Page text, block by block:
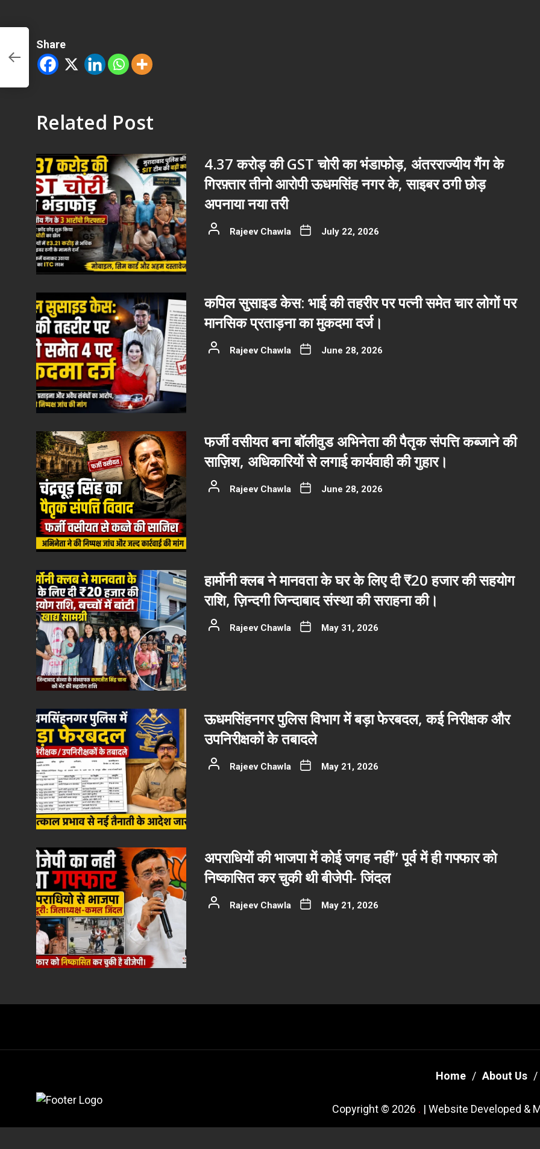
Share
Related Post
4.37 करोड़ की GST चोरी का भंडाफोड़, अंतरराज्यीय गैंग के
गिरफ़्तार तीनो आरोपी ऊधमसिंह नगर के, साइबर ठगी छोड़
अपनाया नया तरी
Rajeev Chawla July 22, 2026
कपिल सुसाइड केस: भाई की तहरीर पर पत्नी समेत चार लोगों पर
मानसिक प्रताड़ना का मुकदमा दर्ज।
Rajeev Chawla June 28, 2026
फर्जी वसीयत बना बॉलीवुड अभिनेता की पैतृक संपत्ति कब्जाने की
साज़िश, अधिकारियों से लगाई कार्यवाही की गुहार।
Rajeev Chawla June 28, 2026
हार्मोनी क्लब ने मानवता के घर के लिए दी ₹20 हजार की सहयोग
राशि, ज़िन्दगी जिन्दाबाद संस्था की सराहना की।
Rajeev Chawla May 31, 2026
ऊधमसिंहनगर पुलिस विभाग में बड़ा फेरबदल, कई निरीक्षक और
उपनिरीक्षकों के तबादले
Rajeev Chawla May 21, 2026
अपराधियों की भाजपा में कोई जगह नहीं” पूर्व में ही गफ्फार को
निष्कासित कर चुकी थी बीजेपी- जिंदल
Rajeev Chawla May 21, 2026
Home About Us
Copyright © 2026 . | Website Developed &